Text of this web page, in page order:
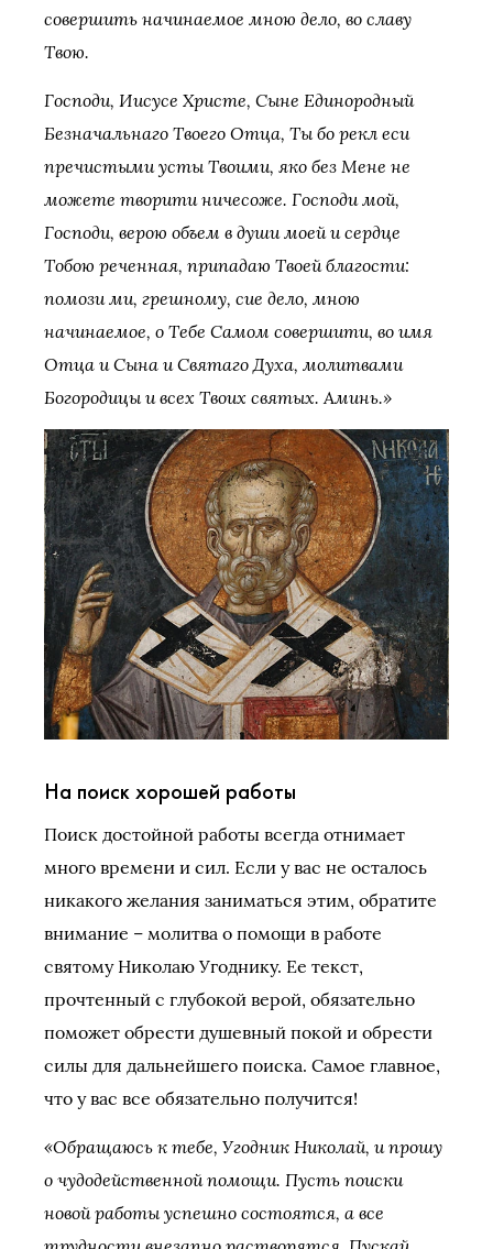
совершить начинаемое мною дело, во славу
Твою.
Господи, Иисусе Христе, Сыне Единородный
Безначальнаго Твоего Отца, Ты бо рекл еси
пречистыми усты Твоими, яко без Мене не
можете творити ничесоже. Господи мой,
Господи, верою объем в души моей и сердце
Тобою реченная, припадаю Твоей благости:
помози ми, грешному, сие дело, мною
начинаемое, о Тебе Самом совершити, во имя
Отца и Сына и Святаго Духа, молитвами
Богородицы и всех Твоих святых. Аминь.»
На поиск хорошей работы
Поиск достойной работы всегда отнимает
много времени и сил. Если у вас не осталось
никакого желания заниматься этим, обратите
внимание – молитва о помощи в работе
святому Николаю Угоднику. Ее текст,
прочтенный с глубокой верой, обязательно
поможет обрести душевный покой и обрести
силы для дальнейшего поиска. Самое главное,
что у вас все обязательно получится!
«Обращаюсь к тебе, Угодник Николай, и прошу
о чудодейственной помощи. Пусть поиски
новой работы успешно состоятся, а все